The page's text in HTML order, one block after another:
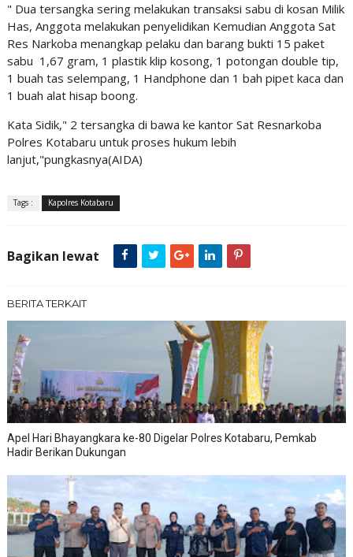
" Dua tersangka sering melakukan transaksi sabu di kosan Milik
Has, Anggota melakukan penyelidikan Kemudian Anggota Sat
Res Narkoba menangkap pelaku dan barang bukti 15 paket
sabu 1,67 gram, 1 plastik klip kosong, 1 potongan double tip,
1 buah tas selempang, 1 Handphone dan 1 bah pipet kaca dan
1 buah alat hisap boong.
Kata Sidik," 2 tersangka di bawa ke kantor Sat Resnarkoba
Polres Kotabaru untuk proses hukum lebih
lanjut,"pungkasnya(AIDA)
Tags : Kapolres Kotabaru
Bagikan lewat
BERITA TERKAIT
Apel Hari Bhayangkara ke-80 Digelar Polres Kotabaru, Pemkab
Hadir Berikan Dukungan